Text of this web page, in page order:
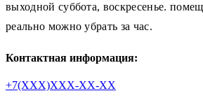
выходной суббота, воскресенье.
реально можно убрать за час.
Контактная информация:
+7(XXX)XXX-XX-XX